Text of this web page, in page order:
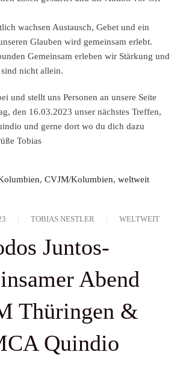
wachsen Austausch, Gebet und ein
Glauben wird gemeinsam erlebt.
Gemeinsam erleben wir Stärkung und
nicht allein.
und stellt uns Personen an unsere Seite
den 16.03.2023 unser nächstes Treffen,
und gerne dort wo du dich dazu
Tobias
, CVJM/Kolumbien, weltweit
TOBIAS NESTLER WELTWEIT
Juntos-
Abend
Thüringen &
Quindio